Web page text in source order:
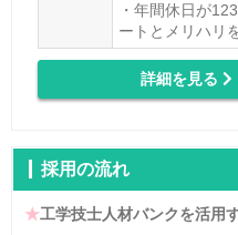
・年間休日が
ートとメリハリ
詳細を見る
採用の流れ
★工学技士人材バンクを活用